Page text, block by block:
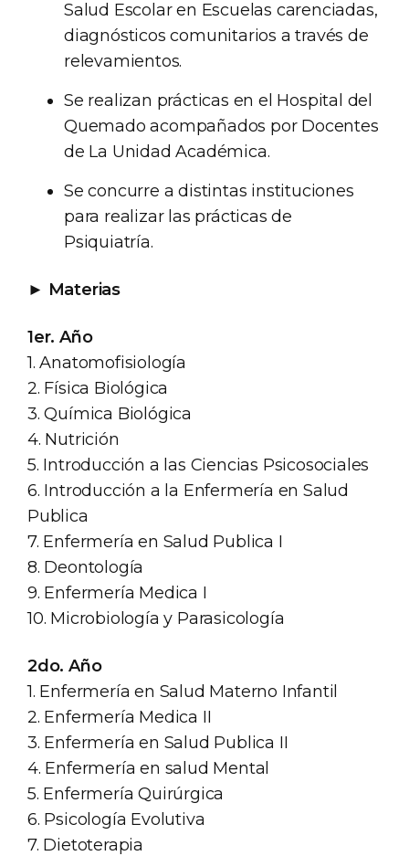
Salud Escolar en Escuelas carenciadas,
diagnósticos comunitarios a través de
relevamientos.
Se realizan prácticas en el Hospital del
Quemado acompañados por Docentes
de La Unidad Académica.
Se concurre a distintas instituciones
para realizar las prácticas de
Psiquiatría.
► Materias
1er. Año
1. Anatomofisiología
2. Física Biológica
3. Química Biológica
4. Nutrición
5. Introducción a las Ciencias Psicosociales
6. Introducción a la Enfermería en Salud
Publica
7. Enfermería en Salud Publica I
8. Deontología
9. Enfermería Medica I
10. Microbiología y Parasicología
2do. Año
1. Enfermería en Salud Materno Infantil
2. Enfermería Medica II
3. Enfermería en Salud Publica II
4. Enfermería en salud Mental
5. Enfermería Quirúrgica
6. Psicología Evolutiva
7. Dietoterapia